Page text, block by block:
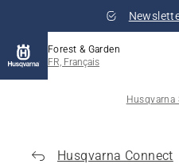
Forest & Garden
FR, Français
Husqvarna
Husqvarna Connect